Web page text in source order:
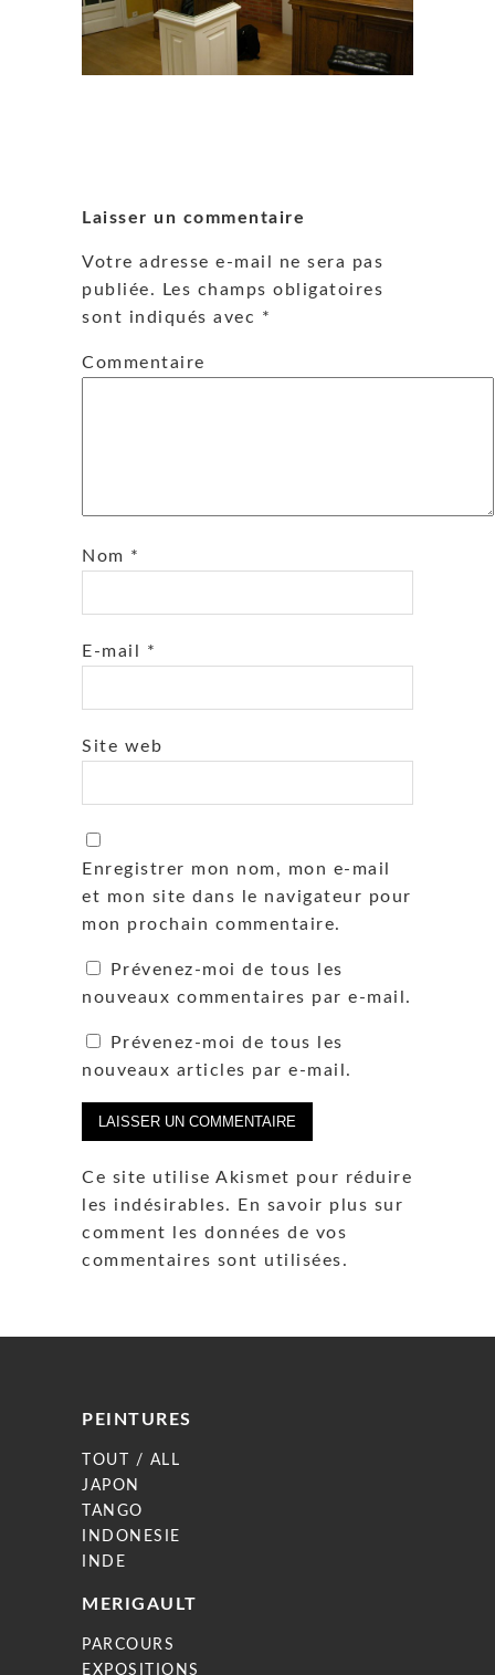
Laisser un commentaire
Votre adresse e-mail ne sera pas
publiée.
Les champs obligatoires
sont indiqués avec *
Commentaire
Nom *
E-mail *
Site web
Enregistrer mon nom, mon e-mail
et mon site dans le navigateur pour
mon prochain commentaire.
Prévenez-moi de tous les
nouveaux commentaires par e-mail.
Prévenez-moi de tous les
nouveaux articles par e-mail.
Ce site utilise Akismet pour réduire
les indésirables.
En savoir plus sur
comment les données de vos
commentaires sont utilisées.
PEINTURES
TOUT / ALL
JAPON
TANGO
INDONESIE
INDE
MERIGAULT
PARCOURS
EXPOSITIONS